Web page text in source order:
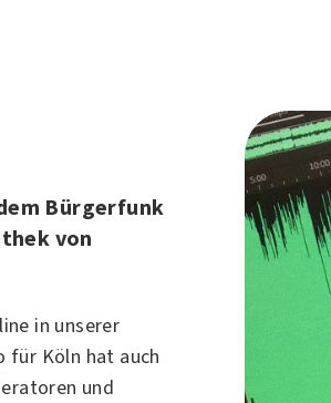
Bürgerfunk
von
in unserer
für Köln hat auch
und